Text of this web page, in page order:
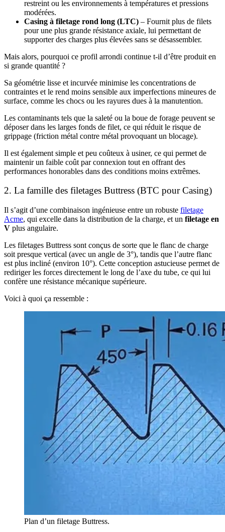
restreint ou les environnements à températures et pressions
modérées.
Casing à filetage rond long (LTC) – Fournit plus de filets
pour une plus grande résistance axiale, lui permettant de
supporter des charges plus élevées sans se désassembler.
Mais alors, pourquoi ce profil arrondi continue t-il d’être produit en
si grande quantité ?
Sa géométrie lisse et incurvée minimise les concentrations de
contraintes et le rend moins sensible aux imperfections mineures de
surface, comme les chocs ou les rayures dues à la manutention.
Les contaminants tels que la saleté ou la boue de forage peuvent se
déposer dans les larges fonds de filet, ce qui réduit le risque de
grippage (friction métal contre métal provoquant un blocage).
Il est également simple et peu coûteux à usiner, ce qui permet de
maintenir un faible coût par connexion tout en offrant des
performances honorables dans des conditions moins extrêmes.
2. La famille des filetages Buttress (BTC pour Casing)
Il s’agit d’une combinaison ingénieuse entre un robuste filetage
Acme, qui excelle dans la distribution de la charge, et un filetage en
V plus angulaire.
Les filetages Buttress sont conçus de sorte que le flanc de charge
soit presque vertical (avec un angle de 3°), tandis que l’autre flanc
est plus incliné (environ 10°). Cette conception astucieuse permet de
rediriger les forces directement le long de l’axe du tube, ce qui lui
confère une résistance mécanique supérieure.
Voici à quoi ça ressemble :
Plan d’un filetage Buttress.